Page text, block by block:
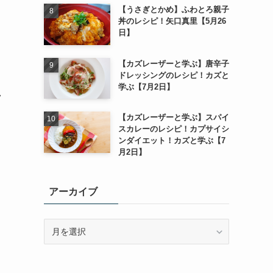
【うさぎとかめ】ふわとろ親子
丼のレシピ！矢口真里【5月26
日】
【カズレーザーと学ぶ】唐辛子
ドレッシングのレシピ！カズと
学ぶ【7月2日】
【カズレーザーと学ぶ】スパイ
スカレーのレシピ！カプサイシ
ンダイエット！カズと学ぶ【7
月2日】
アーカイブ